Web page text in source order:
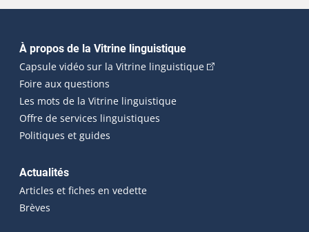
Navigation principale
À propos de la Vitrine linguistique
Capsule vidéo sur la Vitrine linguistique(Cet hyperlien
Foire aux questions
Les mots de la Vitrine linguistique
Offre de services linguistiques
Politiques et guides
Actualités
Articles et fiches en vedette
Brèves